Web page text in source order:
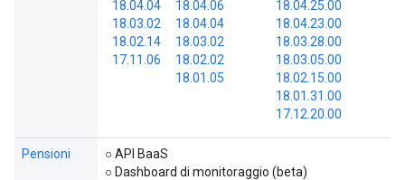
18.04.04
18.03.02
18.02.14
17.11.06
18.04.06
18.04.04
18.03.02
18.02.02
18.01.05
18.04.25.00
18.04.23.00
18.03.28.00
18.03.05.00
18.02.15.00
18.01.31.00
17.12.20.00
Pensioni
○ API BaaS
○ Dashboard di monitoraggio (beta)